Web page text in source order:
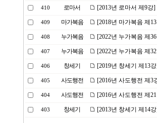
410 로마서 [2013년 로마서 제9강
409 마가복음 [2018년 마가복음 제
408 누가복음 [2022년 누가복음 제
407 누가복음 [2022년 누가복음 제
406 창세기 [2019년 창세기 제13
405 사도행전 [2016년 사도행전 제3
404 사도행전 [2016년 사도행전 제
403 창세기 [2013년 창세기 제14